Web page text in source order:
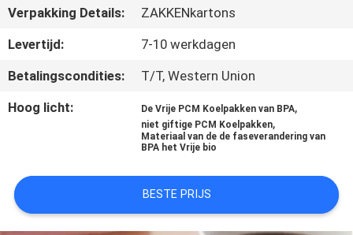
KWALITEITSCONTROLE
CONTACTEER
ONS
GEVALLEN
Verpakking Details:
ZAKKENkartons
Levertijd:
7-10 werkdagen
Betalingscondities:
T/T, Western Union
Hoog licht:
De Vrije PCM Koelpakken van BPA,
niet giftige PCM Koelpakken,
Materiaal van de de faseverandering van
BPA het Vrije bio
BESTE PRIJS